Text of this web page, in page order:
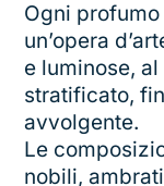
Ogni
un’opera
e luminose,
stratificato,
avvolgente.
Le
nobili,